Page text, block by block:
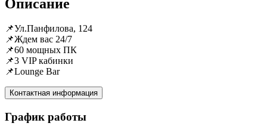
Описание
📌Ул.Панфилова, 124
📌Ждем вас 24/7
📌60 мощных ПК
📌3 VIP кабинки
📌Lounge Bar
Контактная информация
График работы